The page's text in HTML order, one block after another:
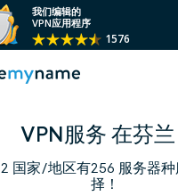
我们编辑的
VPN应用程序
1576
VPN服务 在芬兰
国家/地区有256 服务器
择！